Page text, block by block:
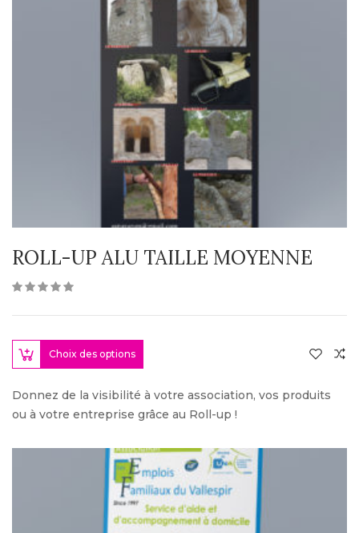
ROLL-UP ALU TAILLE MOYENNE
Choix des options
Donnez de la visibilité à votre association, vos produits
ou à votre entreprise grâce au Roll-up !